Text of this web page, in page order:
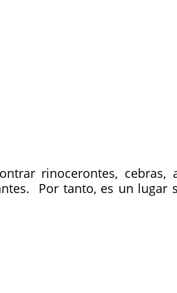
rinocerontes, cebras,
Por tanto, es un lugar